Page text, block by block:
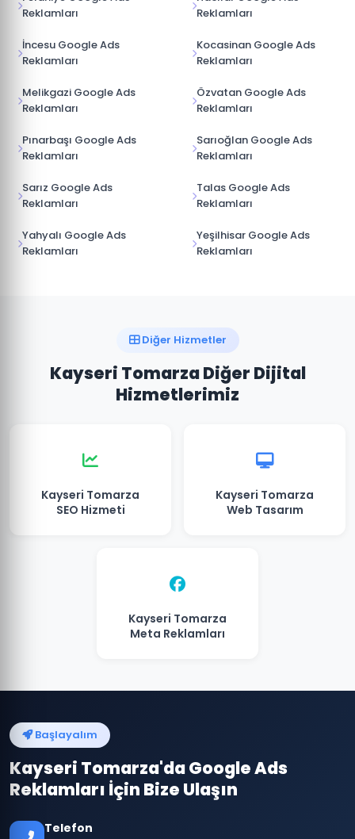
Reklamları
Reklamları
İncesu Google Ads
Reklamları
Kocasinan Google Ads
Reklamları
Melikgazi Google Ads
Reklamları
Özvatan Google Ads
Reklamları
Pınarbaşı Google Ads
Reklamları
Sarıoğlan Google Ads
Reklamları
Sarız Google Ads
Reklamları
Talas Google Ads
Reklamları
Yahyalı Google Ads
Reklamları
Yeşilhisar Google Ads
Reklamları
Diğer Hizmetler
Kayseri Tomarza Diğer Dijital
Hizmetlerimiz
Kayseri Tomarza
SEO Hizmeti
Kayseri Tomarza
Web Tasarım
Kayseri Tomarza
Meta Reklamları
Başlayalım
Kayseri Tomarza'da Google Ads
Reklamları İçin Bize Ulaşın
Telefon